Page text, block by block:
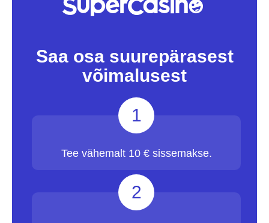
Saa osa suurepärasest
võimalusest
1
Tee vähemalt 10 € sissemakse.
2